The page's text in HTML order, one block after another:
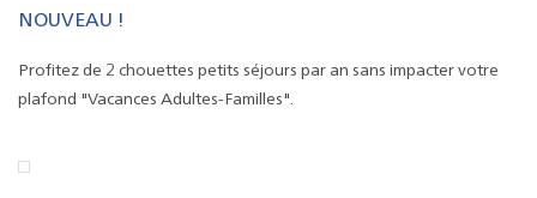
NOUVEAU !
Profitez de 2 chouettes petits séjours par an sans impacter votre
plafond "Vacances Adultes-Familles".